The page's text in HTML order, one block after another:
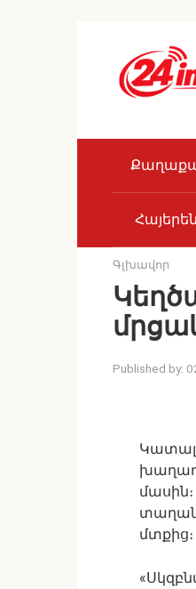
Հայերեն
Գլխավոր
Published by:
մտքից։